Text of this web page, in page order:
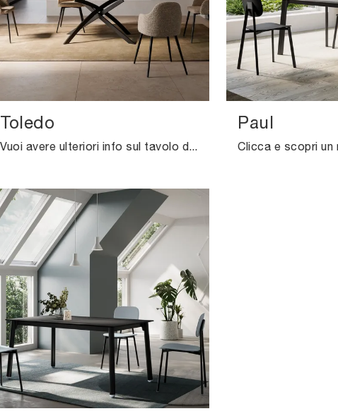
Toledo
Vuoi avere ulteriori info sul tavolo da pranzo Toledo di Arredo3? Clicca e ottieni informazioni sui modelli allungabili dell'azienda.
Paul